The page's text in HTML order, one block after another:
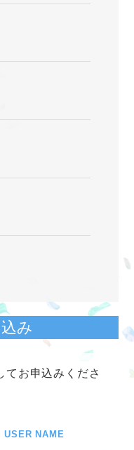
み
てお申込みくださ
USER NAME